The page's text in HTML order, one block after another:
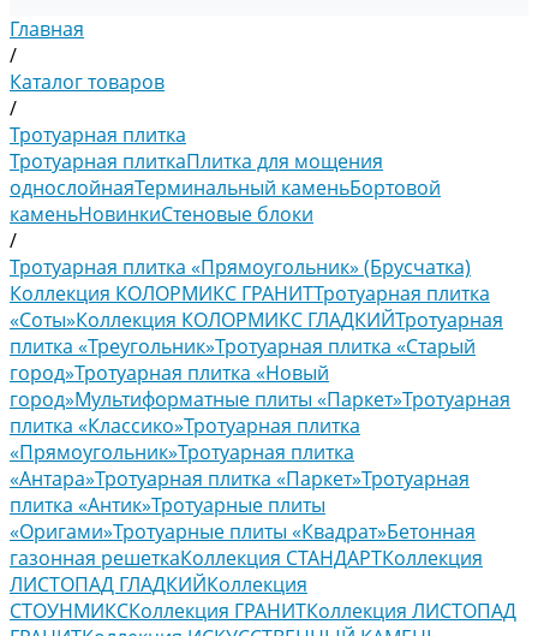
Главная
/
Каталог товаров
/
Тротуарная плитка
Тротуарная плиткаПлитка для мощения
однослойнаяТерминальный каменьБортовой
каменьНовинкиСтеновые блоки
/
Тротуарная плитка «Прямоугольник» (Брусчатка)
Коллекция КОЛОРМИКС ГРАНИТТротуарная плитка
«Соты»Коллекция КОЛОРМИКС ГЛАДКИЙТротуарная
плитка «Треугольник»Тротуарная плитка «Старый
город»Тротуарная плитка «Новый
город»Мультиформатные плиты «Паркет»Тротуарная
плитка «Классико»Тротуарная плитка
«Прямоугольник»Тротуарная плитка
«Антара»Тротуарная плитка «Паркет»Тротуарная
плитка «Антик»Тротуарные плиты
«Оригами»Тротуарные плиты «Квадрат»Бетонная
газонная решеткаКоллекция СТАНДАРТКоллекция
ЛИСТОПАД ГЛАДКИЙКоллекция
СТОУНМИКСКоллекция ГРАНИТКоллекция ЛИСТОПАД